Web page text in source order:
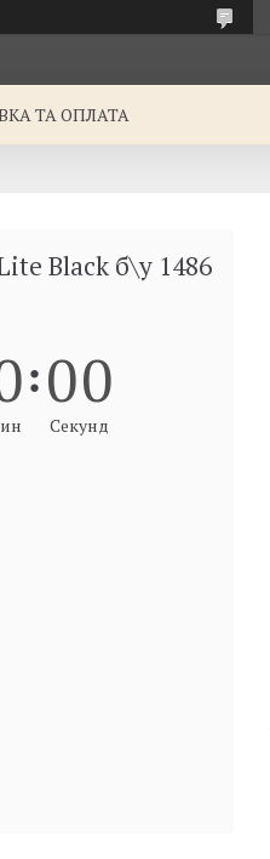
ТА ОПЛАТА
Black б\у 1486
00
Секунд